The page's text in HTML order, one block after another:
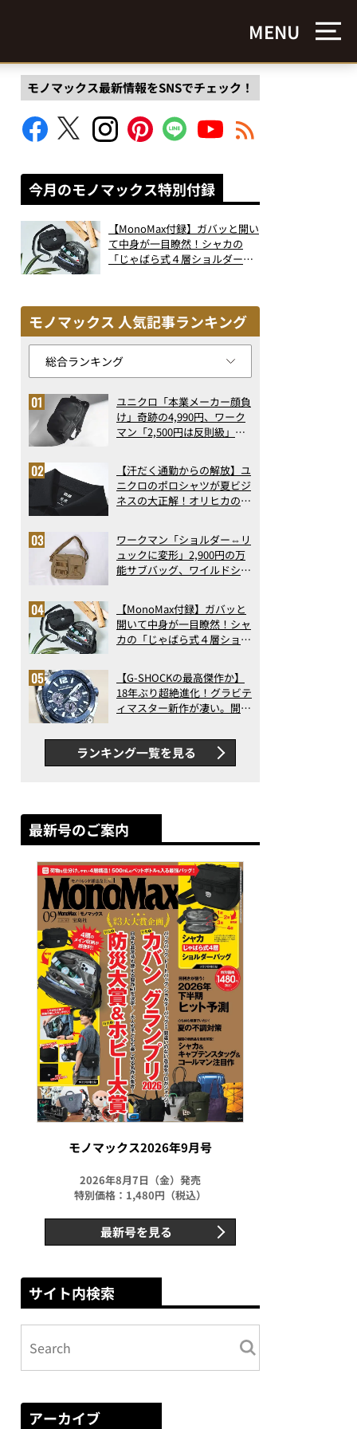
MENU
モノマックス最新情報をSNSでチェック！
今月のモノマックス特別付録
【MonoMax付録】ガバッと開い
て中身が一目瞭然！シャカの
「じゃばら式４層ショルダーバ
モノマックス 人気記事ランキング
ユニクロ「本業メーカー顔負
け」奇跡の4,990円、ワーク
マン「2,500円は反則級」凄
ト3】（2026年6月版）
【汗だく通勤からの解放】ユ
ニクロのポロシャツが夏ビジ
ネスの大正解！オリヒカの透
アの実力
ワークマン「ショルダー⇔リ
ュックに変形」2,900円の万
能サブバッグ、ワイルドシン
記事ランキングベスト3】
（2026年6月版）
【MonoMax付録】ガバッと
開いて中身が一目瞭然！シャ
カの「じゃばら式４層ショル
った！
【G-SHOCKの最高傑作か】
18年ぶり超絶進化！グラビテ
ィマスター新作が凄い。開発
新ムーブメントの衝撃
ランキング一覧を見る
最新号のご案内
モノマックス2026年9月号
2026年8月7日（金）発売
特別価格：1,480円（税込）
最新号を見る
サイト内検索
アーカイブ